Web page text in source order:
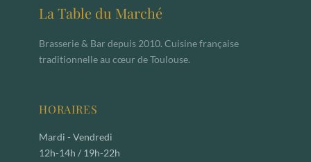
La Table du Marché
Brasserie & Bar depuis 2010. Cuisine française
traditionnelle au cœur de Toulouse.
HORAIRES
Mardi - Vendredi
12h-14h / 19h-22h